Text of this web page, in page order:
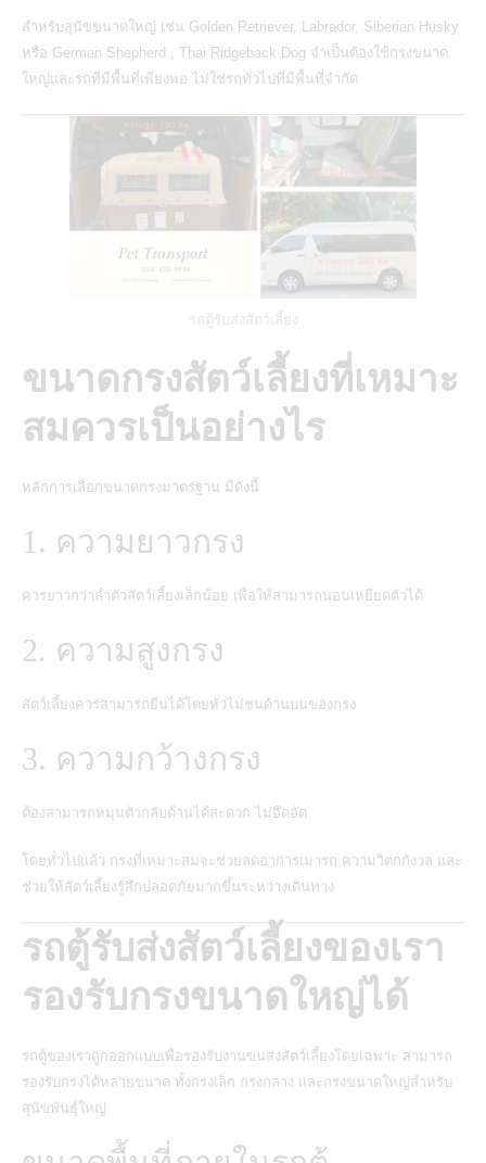
สำหรับสุนัขขนาดใหญ่ เช่น Golden Retriever, Labrador, Siberian Husky
หรือ German Shepherd , Thai Ridgeback Dog จำเป็นต้องใช้กรงขนาด
ใหญ่และรถที่มีพื้นที่เพียงพอ ไม่ใช่รถทั่วไปที่มีพื้นที่จำกัด
รถตู้รับส่งสัตว์เลี้ยง
ขนาดกรงสัตว์เลี้ยงที่เหมาะ
สมควรเป็นอย่างไร
หลักการเลือกขนาดกรงมาตรฐาน มีดังนี้
1. ความยาวกรง
ควรยาวกว่าลำตัวสัตว์เลี้ยงเล็กน้อย เพื่อให้สามารถนอนเหยียดตัวได้
2. ความสูงกรง
สัตว์เลี้ยงควรสามารถยืนได้โดยหัวไม่ชนด้านบนของกรง
3. ความกว้างกรง
ต้องสามารถหมุนตัวกลับด้านได้สะดวก ไม่อึดอัด
โดยทั่วไปแล้ว กรงที่เหมาะสมจะช่วยลดอาการเมารถ ความวิตกกังวล และ
ช่วยให้สัตว์เลี้ยงรู้สึกปลอดภัยมากขึ้นระหว่างเดินทาง
รถตู้รับส่งสัตว์เลี้ยงของเรา
รองรับกรงขนาดใหญ่ได้
รถตู้ของเราถูกออกแบบเพื่อรองรับงานขนส่งสัตว์เลี้ยงโดยเฉพาะ สามารถ
รองรับกรงได้หลายขนาด ทั้งกรงเล็ก กรงกลาง และกรงขนาดใหญ่สำหรับ
สุนัขพันธุ์ใหญ่